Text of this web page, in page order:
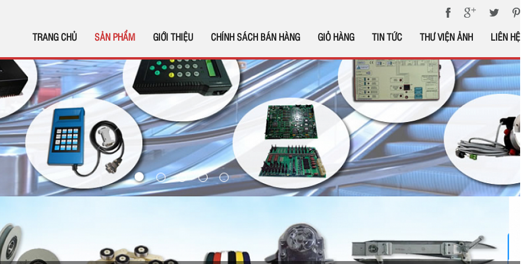
TRANG CHỦ SẢN PHẨM GIỚI THIỆU CHÍNH SÁCH BÁN HÀNG GIỎ HÀNG TIN TỨC THƯ VIỆN ẢNH LIÊN HỆ